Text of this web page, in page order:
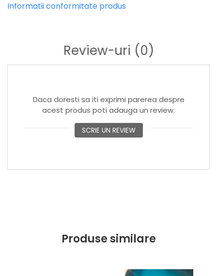
Informatii conformitate produs
Review-uri (0)
Daca doresti sa iti exprimi parerea despre
acest produs poti adauga un review.
SCRIE UN REVIEW
Produse similare